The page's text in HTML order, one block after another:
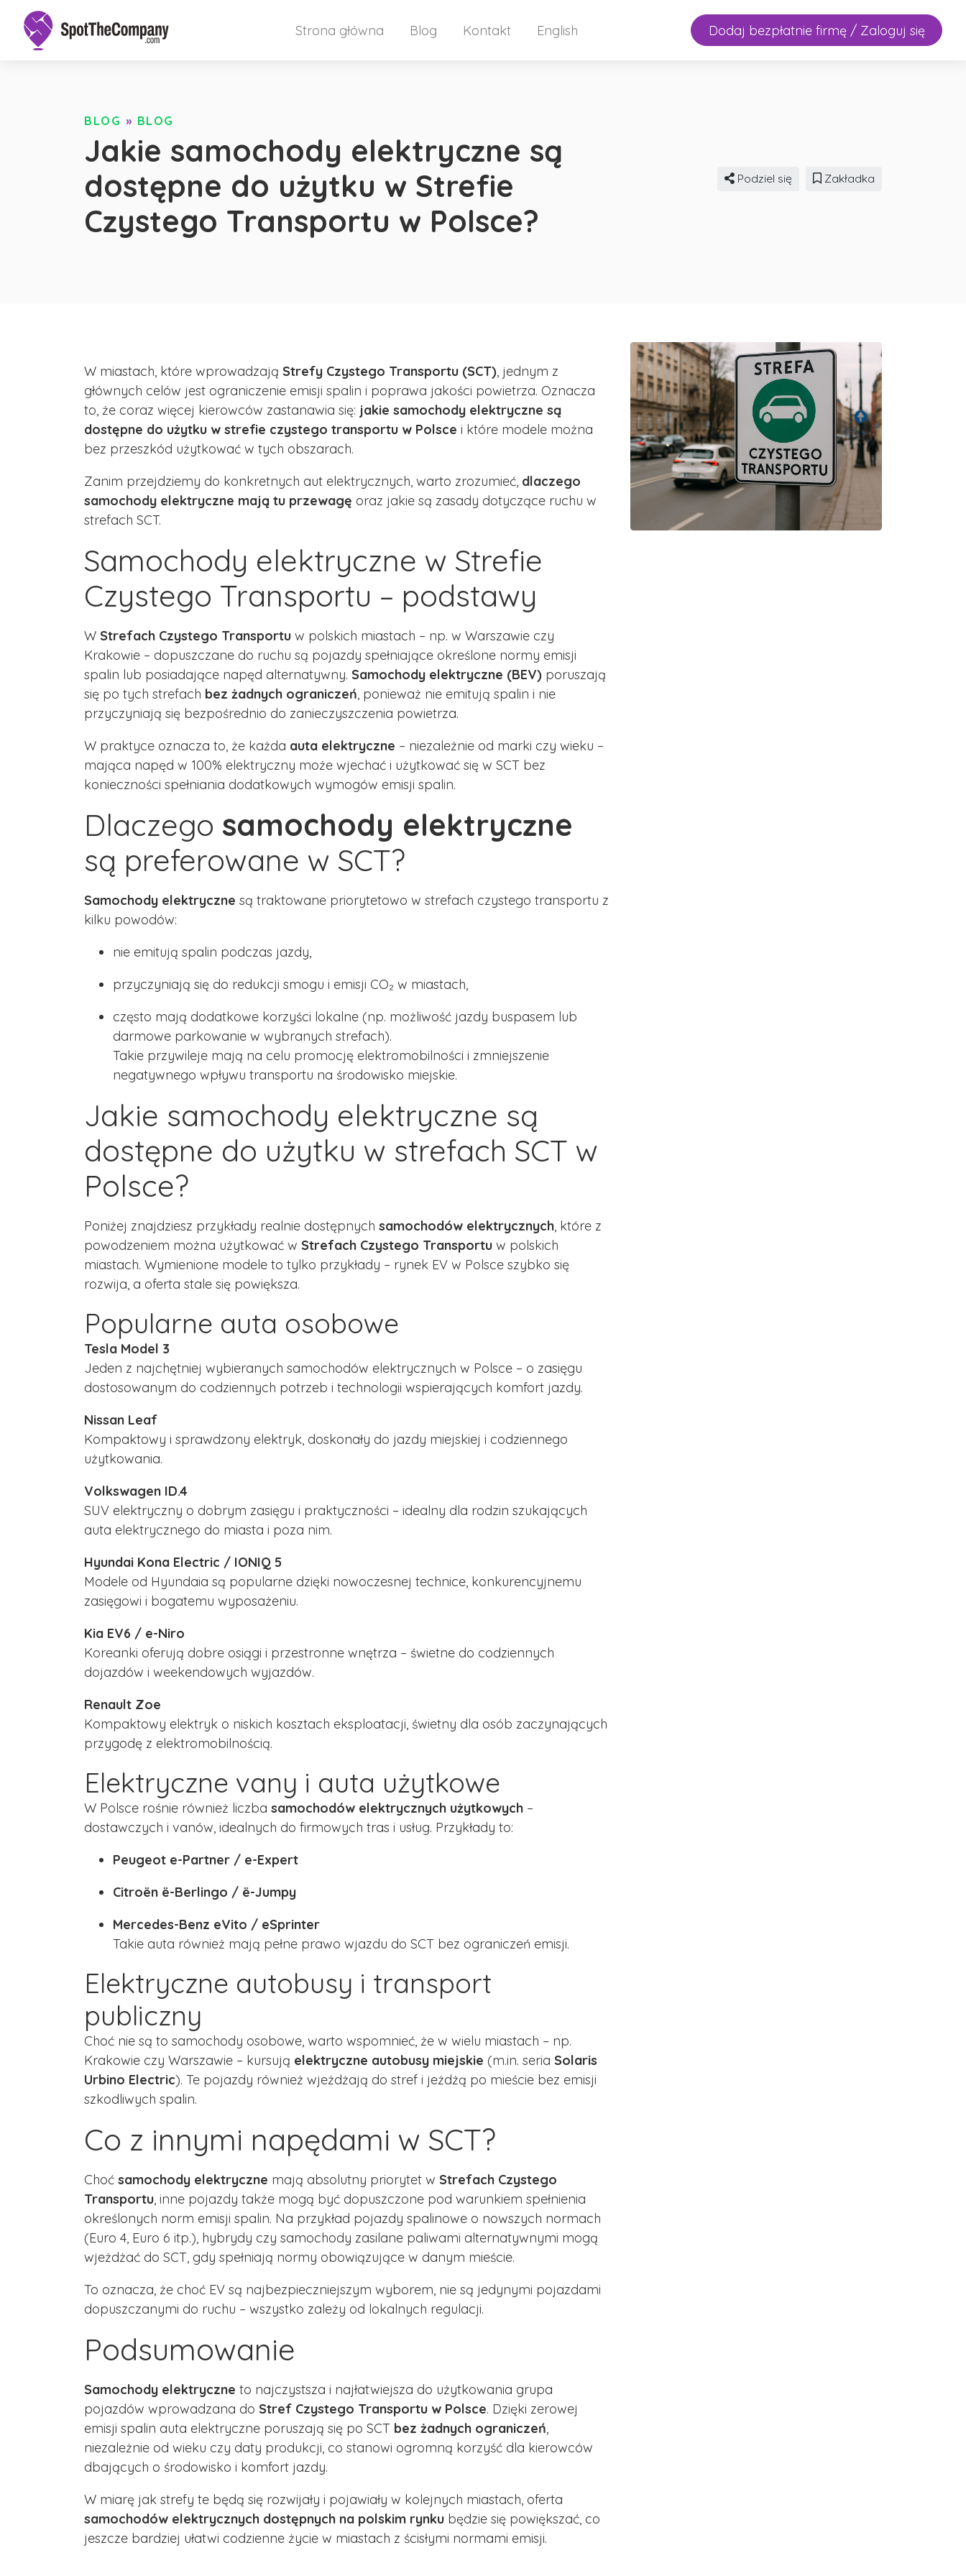
Strona główna Blog Kontakt English Dodaj bezpłatnie firmę / Zaloguj się
BLOG » BLOG
Jakie samochody elektryczne są
dostępne do użytku w Strefie
Czystego Transportu w Polsce?
Podziel się Zakładka
W miastach, które wprowadzają Strefy Czystego Transportu (SCT), jednym z
głównych celów jest ograniczenie emisji spalin i poprawa jakości powietrza. Oznacza
to, że coraz więcej kierowców zastanawia się: jakie samochody elektryczne są
dostępne do użytku w strefie czystego transportu w Polsce i które modele można
bez przeszkód użytkować w tych obszarach.
Zanim przejdziemy do konkretnych aut elektrycznych, warto zrozumieć, dlaczego
samochody elektryczne mają tu przewagę oraz jakie są zasady dotyczące ruchu w
strefach SCT.
Samochody elektryczne w Strefie
Czystego Transportu – podstawy
W Strefach Czystego Transportu w polskich miastach – np. w Warszawie czy
Krakowie – dopuszczane do ruchu są pojazdy spełniające określone normy emisji
spalin lub posiadające napęd alternatywny. Samochody elektryczne (BEV) poruszają
się po tych strefach bez żadnych ograniczeń, ponieważ nie emitują spalin i nie
przyczyniają się bezpośrednio do zanieczyszczenia powietrza.
W praktyce oznacza to, że każda auta elektryczne – niezależnie od marki czy wieku –
mająca napęd w 100% elektryczny może wjechać i użytkować się w SCT bez
konieczności spełniania dodatkowych wymogów emisji spalin.
Dlaczego samochody elektryczne
są preferowane w SCT?
Samochody elektryczne są traktowane priorytetowo w strefach czystego transportu z
kilku powodów:
nie emitują spalin podczas jazdy,
przyczyniają się do redukcji smogu i emisji CO₂ w miastach,
często mają dodatkowe korzyści lokalne (np. możliwość jazdy buspasem lub
darmowe parkowanie w wybranych strefach).
Takie przywileje mają na celu promocję elektromobilności i zmniejszenie
negatywnego wpływu transportu na środowisko miejskie.
Jakie samochody elektryczne są
dostępne do użytku w strefach SCT w
Polsce?
Poniżej znajdziesz przykłady realnie dostępnych samochodów elektrycznych, które z
powodzeniem można użytkować w Strefach Czystego Transportu w polskich
miastach. Wymienione modele to tylko przykłady – rynek EV w Polsce szybko się
rozwija, a oferta stale się powiększa.
Popularne auta osobowe
Tesla Model 3
Jeden z najchętniej wybieranych samochodów elektrycznych w Polsce – o zasięgu
dostosowanym do codziennych potrzeb i technologii wspierających komfort jazdy.
Nissan Leaf
Kompaktowy i sprawdzony elektryk, doskonały do jazdy miejskiej i codziennego
użytkowania.
Volkswagen ID.4
SUV elektryczny o dobrym zasięgu i praktyczności – idealny dla rodzin szukających
auta elektrycznego do miasta i poza nim.
Hyundai Kona Electric / IONIQ 5
Modele od Hyundaia są popularne dzięki nowoczesnej technice, konkurencyjnemu
zasięgowi i bogatemu wyposażeniu.
Kia EV6 / e-Niro
Koreanki oferują dobre osiągi i przestronne wnętrza – świetne do codziennych
dojazdów i weekendowych wyjazdów.
Renault Zoe
Kompaktowy elektryk o niskich kosztach eksploatacji, świetny dla osób zaczynających
przygodę z elektromobilnością.
Elektryczne vany i auta użytkowe
W Polsce rośnie również liczba samochodów elektrycznych użytkowych –
dostawczych i vanów, idealnych do firmowych tras i usług. Przykłady to:
Peugeot e-Partner / e-Expert
Citroën ë-Berlingo / ë-Jumpy
Mercedes-Benz eVito / eSprinter
Takie auta również mają pełne prawo wjazdu do SCT bez ograniczeń emisji.
Elektryczne autobusy i transport
publiczny
Choć nie są to samochody osobowe, warto wspomnieć, że w wielu miastach – np.
Krakowie czy Warszawie – kursują elektryczne autobusy miejskie (m.in. seria Solaris
Urbino Electric). Te pojazdy również wjeżdżają do stref i jeżdżą po mieście bez emisji
szkodliwych spalin.
Co z innymi napędami w SCT?
Choć samochody elektryczne mają absolutny priorytet w Strefach Czystego
Transportu, inne pojazdy także mogą być dopuszczone pod warunkiem spełnienia
określonych norm emisji spalin. Na przykład pojazdy spalinowe o nowszych normach
(Euro 4, Euro 6 itp.), hybrydy czy samochody zasilane paliwami alternatywnymi mogą
wjeżdżać do SCT, gdy spełniają normy obowiązujące w danym mieście.
To oznacza, że choć EV są najbezpieczniejszym wyborem, nie są jedynymi pojazdami
dopuszczanymi do ruchu – wszystko zależy od lokalnych regulacji.
Podsumowanie
Samochody elektryczne to najczystsza i najłatwiejsza do użytkowania grupa
pojazdów wprowadzana do Stref Czystego Transportu w Polsce. Dzięki zerowej
emisji spalin auta elektryczne poruszają się po SCT bez żadnych ograniczeń,
niezależnie od wieku czy daty produkcji, co stanowi ogromną korzyść dla kierowców
dbających o środowisko i komfort jazdy.
W miarę jak strefy te będą się rozwijały i pojawiały w kolejnych miastach, oferta
samochodów elektrycznych dostępnych na polskim rynku będzie się powiększać, co
jeszcze bardziej ułatwi codzienne życie w miastach z ścisłymi normami emisji.